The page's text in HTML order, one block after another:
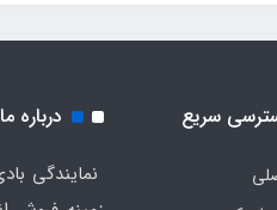
سریع درباره ما
نمایندگی